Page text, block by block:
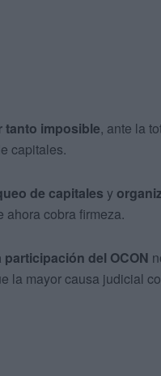
tanto imposible, ante la
capitales.
de capitales y
cobra firmeza.
participación del OCON
la mayor causa judicial